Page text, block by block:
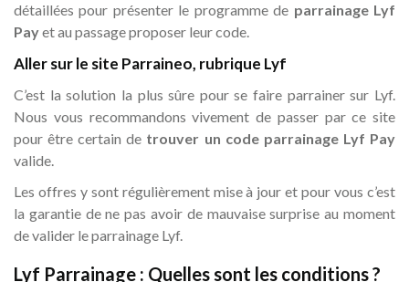
détaillées pour présenter le programme de parrainage Lyf
Payet au passage proposer leur code.
Aller sur le site Parraineo, rubrique Lyf
C’est la solution la plus sûre pour se faire parrainer sur Lyf.
Nous vous recommandons vivement de passer par ce site
pour être certain de trouver un code parrainage Lyf Pay
valide.
Les offres y sont régulièrement mise à jour et pour vous c’est
la garantie de ne pas avoir de mauvaise surprise au moment
de valider le parrainage Lyf.
Lyf Parrainage : Quelles sont les conditions ?